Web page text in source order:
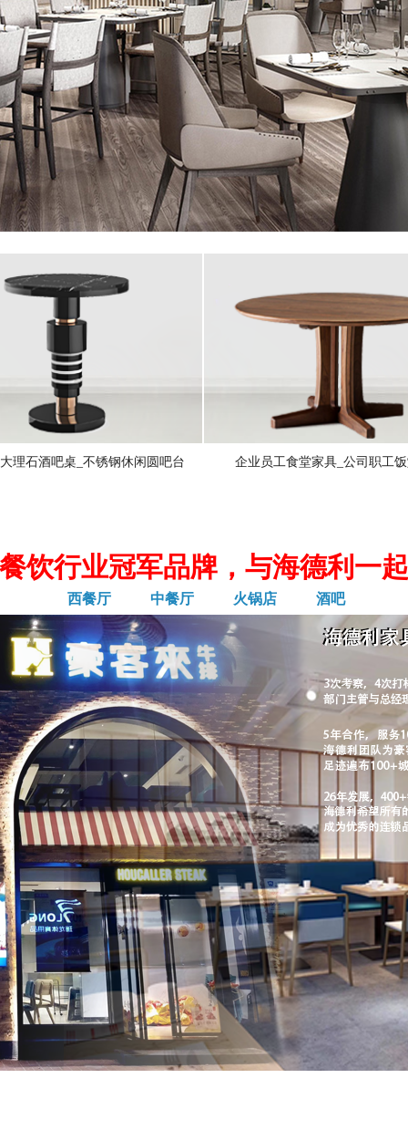
理石酒吧桌_不锈钢休闲圆吧台 企业员工食堂家具_公司职工
饮行业冠军品牌，与海德利一
西餐厅 中餐厅 火锅店 酒吧